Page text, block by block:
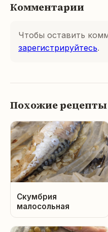
Комментарии
Чтобы оставить
зарегистрируйтесь.
Похожие рецепты
Скумбрия
малосольная